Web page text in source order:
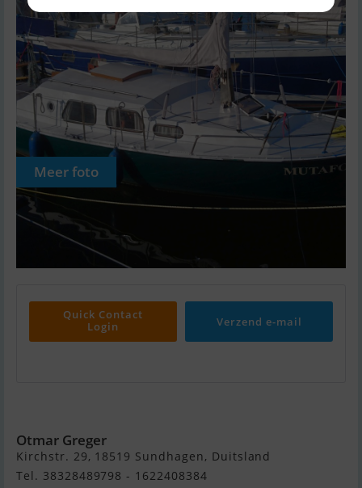
Meer foto
Quick Contact
Login
Verzend e-mail
Otmar Greger
Kirchstr. 29, 18519 Sundhagen, Duitsland
Tel. 38328489798 - 1622408384